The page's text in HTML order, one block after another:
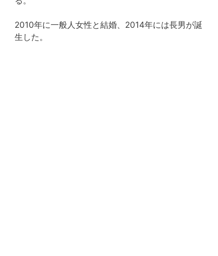
2010年に一般人女性と結婚、2014年には長男が誕
生した。